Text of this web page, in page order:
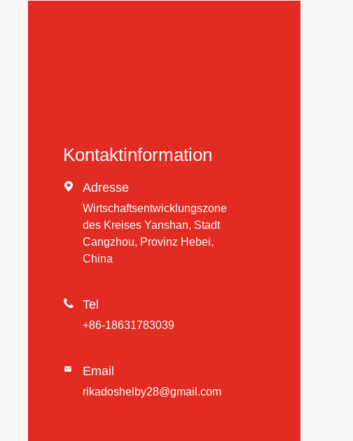
Kontaktinformation
 Adresse
Wirtschaftsentwicklungszone
des Kreises Yanshan, Stadt
Cangzhou, Provinz Hebei,
China
 Tel
+86-18631783039
 Email
rikadoshelby28@gmail.com